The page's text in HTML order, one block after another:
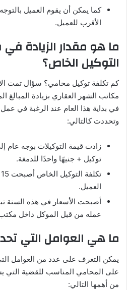
كما يمكن أن يقوم العميل
الأقرب للعميل.
ما هو مقدار الزيادة
التوكيل الخاص؟
كم تكلفة توكيل محامي؟ سؤال تمت
مكاتب الشهر العقاري بزيادة المبالغ
في بداية هذا العام عند الرغبة في
وتحددت كالتالي:
زادت قيمة التوكيلات بوجه
توكيل + جنيهًا واحدًا للدمغة.
العميل.
عمله من قبل الموكل داخل
ما هي العوامل التي
يمكن التعرف على عدد من العوامل
على المحامي المناسب للقضية التي
من أهمها التالي: